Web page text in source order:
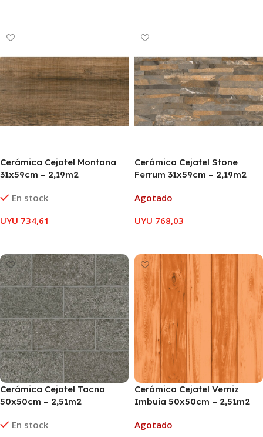
Cerámica Cejatel Montana
31x59cm – 2,19m2
En stock
UYU 734,61
Cerámica Cejatel Stone
Ferrum 31x59cm – 2,19m2
Agotado
UYU 768,03
Cerámica Cejatel Tacna
50x50cm – 2,51m2
En stock
Cerámica Cejatel Verniz
Imbuia 50x50cm – 2,51m2
Agotado